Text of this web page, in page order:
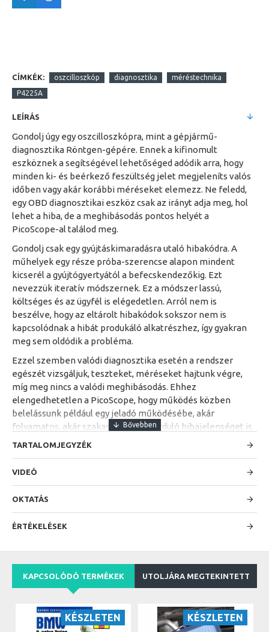
CÍMKÉK: oszcilloszkóp diagnosztika méréstechnika
P4225A
LEÍRÁS
Gondolj úgy egy oszcilloszkópra, mint a gépjármű-
diagnosztika Röntgen-gépére. Ennek a kifinomult
eszköznek a segítségével lehetőséged adódik arra, hogy
minden ki- és beérkező feszültség jelet megjeleníts valós
időben vagy akár korábbi méréseket elemezz. Ne feledd,
egy OBD diagnosztikai eszköz csak az irányt adja meg, hol
lehet a hiba, de a meghibásodás pontos helyét a
PicoScope-al találod meg.
Gondolj csak egy gyújtáskimaradásra utaló hibakódra. A
műhelyek egy része próba-szerencse alapon mindent
kicserél a gyújtógyertyától a befecskendezőkig. Ezt
nevezzük iteratív módszernek. Ez a módszer lassú,
költséges és az ügyfél is elégedetlen. Arról nem is
beszélve, hogy az eltárolt hibakódok sokszor nem is
kapcsolódnak a hibát produkáló alkatrészhez, így gyakran
meg sem oldódik a probléma.
Ezzel szemben valódi diagnosztika esetén a rendszer
egészét vizsgáljuk, teszteket, méréseket hajtunk végre,
míg meg nincs a valódi meghibásodás. Ehhez
elengedhetetlen a PicoScope, hogy működés közben
belelássunk például egy jeladó működésébe, akár
folyamatos, akár szakaszosan előforduló hibajelenséget is
keresünk. Hogy megjelenítsük és megértsünk a
mechanikai meghibásodásra utaló jeltorzulások után
Belátható, hogy sokrétűen használható eszközről
beszélünk, amely alkalmazkodik a saját diagnosztizálási
szokásainkhoz és mindig megbízható társunk marad a
magától értetődő. Annak érdekében, hogy hatékonyan tudj
vele dolgozni, mindenképpen szükséges a gyakorlatra és
oszcilloszkópot használni vagy már haladó szinten vagy,
minden szinten és sok érdekes témakörben biztosítunk
TARTALOMJEGYZÉK
VIDEÓ
OKTATÁS
ÉRTÉKELÉSEK
KAPCSOLÓDÓ TERMÉKEK UTOLJÁRA MEGTEKINTETT
KÉSZLETEN KÉSZLETEN